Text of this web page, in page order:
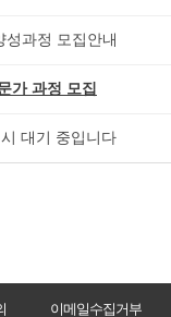
성과정 모집안내
가 과정 모집
대기 중입니다
이메일수집거부